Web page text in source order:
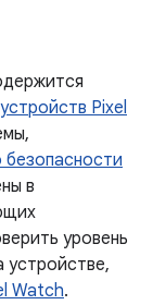
устройств Pixel
в
уровень
устройстве,
Watch.